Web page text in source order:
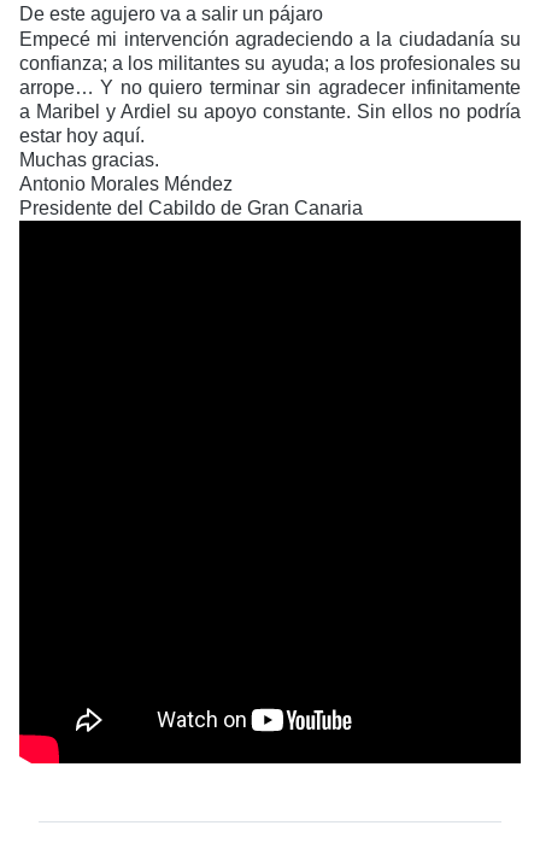
De este agujero va a salir un pájaro
Empecé mi intervención agradeciendo a la ciudadanía su
confianza; a los militantes su ayuda; a los profesionales su
arrope… Y no quiero terminar sin agradecer infinitamente
a Maribel y Ardiel su apoyo constante. Sin ellos no podría
estar hoy aquí.
Muchas gracias.
Antonio Morales Méndez
Presidente del Cabildo de Gran Canaria